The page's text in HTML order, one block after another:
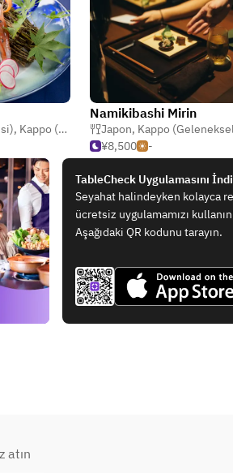
, Kappo (Geleneksel Japon) ,Udon Erişte
Namikibashi Mirin
Japon, Kappo
¥8,500
-
TableCheck Uygulamasını
Seyahat halindeyken kolayca
ücretsiz uygulamamızı
Aşağıdaki QR kodunu tarayın.
atın